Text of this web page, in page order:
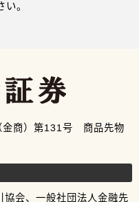
。
商）第131号 商品先物
協会、一般社団法人金融先